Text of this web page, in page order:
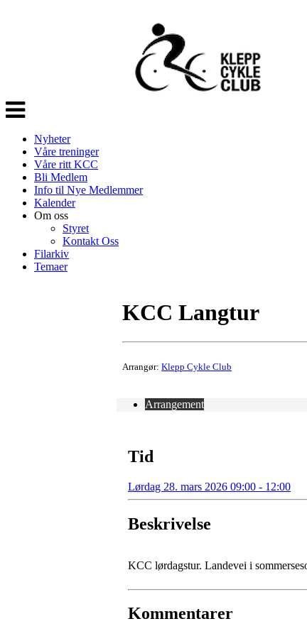
Veksle
navigasjon
Nyheter
Våre treninger
Våre ritt KCC
Bli Medlem
Info til Nye Medlemmer
Kalender
Om oss
Styret
Kontakt Oss
Filarkiv
Temaer
KCC Langtur
Arrangør: Klepp Cykle Club
Arrangement
Tid
Lørdag 28. mars 2026 09:00 - 12:00
Beskrivelse
KCC lørdagstur. Landevei i
Kommentarer